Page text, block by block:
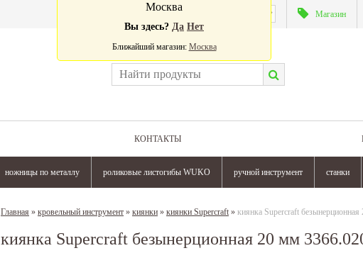
Магазин
КОНТАКТЫ
ножницы по металлу роликовые листогибы WUKO ручной инструмент станки
Москва
Вы здесь? Да Нет
Ближайший магазин: Москва
Главная » кровельный инструмент » киянки » киянки Supercraft » киянка Supercraft
киянка Supercraft безынерционная 20 мм